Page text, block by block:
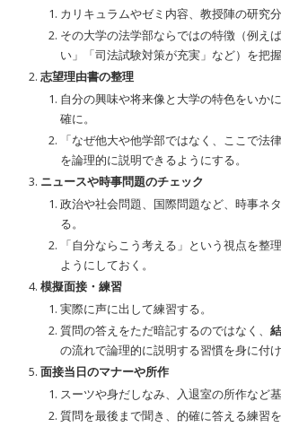
カリキュラムやゼミ内容、教授陣の研究分
その大学の法学部ならではの特徴（例え
い」「司法試験対策が充実」など）を把握
志望理由書の整理
自分の興味や将来像と大学の特色をいか
確に。
「なぜ他大や他学部ではなく、ここで法
を論理的に説明できるようにする。
ニュースや時事問題のチェック
政治や社会問題、国際問題など、時事ネ
る。
「自分ならこう考える」という視点を整
ようにしておく。
模擬面接・練習
実際に声に出して練習する。
質問の答えをただ暗記するのではなく、
の流れで論理的に説明する習慣を身に付け
面接当日のマナーや所作
スーツや身だしなみ、入退室の所作など基
質問を最後まで聞き、的確に答える練習を